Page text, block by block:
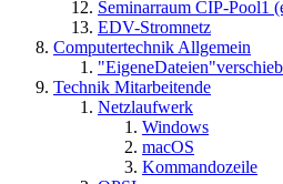
Seminarraum CIP-Pool1
EDV-Stromnetz
Computertechnik Allgemein
Technik Mitarbeitende
Netzlaufwerk
Windows
macOS
Kommandozeile